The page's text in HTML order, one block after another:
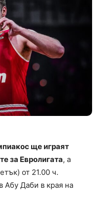
ще играят
за Евролигата, а
от 21.00 ч.
Абу Даби в края на